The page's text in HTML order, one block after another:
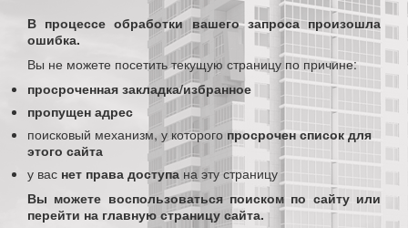
В процессе обработки вашего запроса произошла
ошибка.
Вы не можете посетить текущую страницу по причине:
просроченная закладка/избранное
пропущен адрес
поисковый механизм, у которого просрочен список для
этого сайта
у вас нет права доступана эту страницу
Вы можете воспользоваться поиском по сайту или
перейти на главную страницу сайта.